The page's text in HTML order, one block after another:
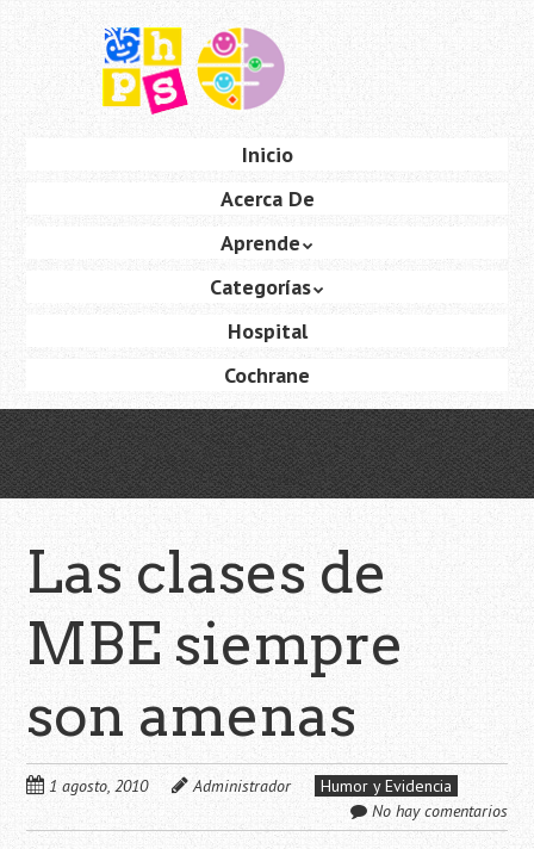
principal
Inicio
Acerca De
Aprende
Categorías
Hospital
Cochrane
Las clases de
MBE siempre
son amenas
1 agosto, 2010 Administrador
Humor y Evidencia
No hay comentarios